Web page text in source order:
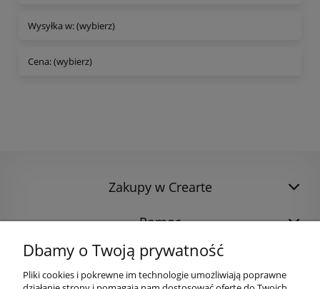
Wysyłka w: (wybierz)
Cena: (wybierz)
Zakupy w Crearte
Pomoc
Dbamy o Twoją prywatność
Pliki cookies i pokrewne im technologie umożliwiają poprawne